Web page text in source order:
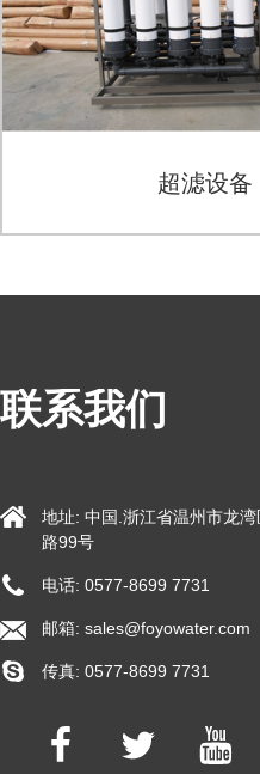
超滤设备
联系我们
地址: 中国.浙江省温州市龙
路99号
电话: 0577-8699 7731
邮箱: sales@foyowater.com
传真: 0577-8699 7731